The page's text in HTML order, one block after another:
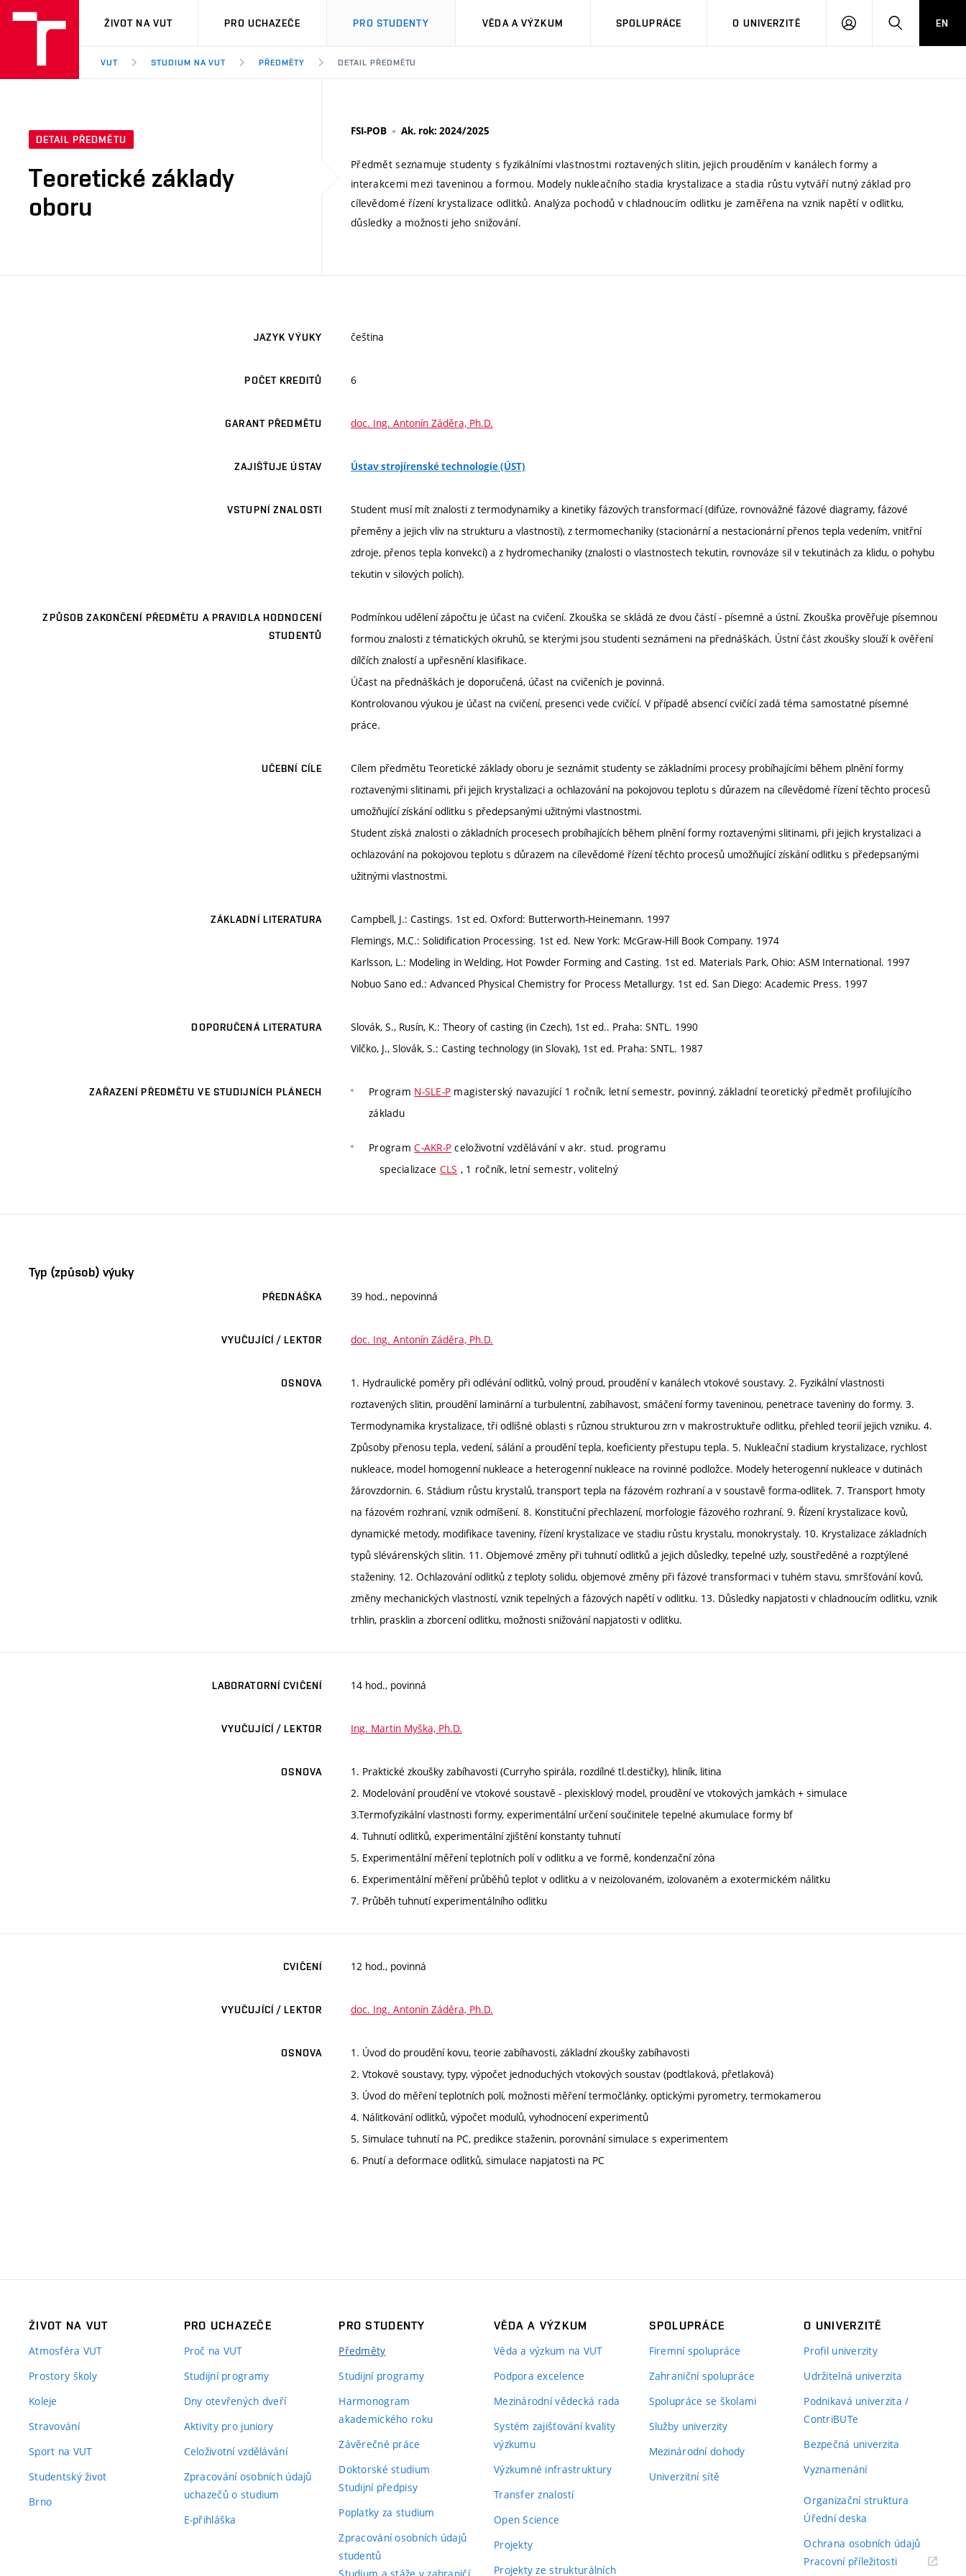
VUT
ŽIVOT NA VUT PRO UCHAZEČE PRO STUDENTY VĚDA A VÝZKUM SPOLUPRÁCE O UNIVERZITĚ
PŘIHLÁSIT HLEDATEN
VUT STUDIUM NA VUT PŘEDMĚTY DETAIL PŘEDMĚTU
DETAIL PŘEDMĚTU
Teoretické základy
oboru
FSI-POB Ak. rok: 2024/2025
Předmět seznamuje studenty s fyzikálními vlastnostmi roztavených slitin, jejich prouděním v kanálech formy a
interakcemi mezi taveninou a formou. Modely nukleačního stadia krystalizace a stadia růstu vytváří nutný základ pro
cílevědomé řízení krystalizace odlitků. Analýza pochodů v chladnoucím odlitku je zaměřena na vznik napětí v odlitku,
důsledky a možnosti jeho snižování.
JAZYK VÝUKY čeština
POČET KREDITŮ 6
GARANT PŘEDMĚTU doc. Ing. Antonín Záděra, Ph.D.
ZAJIŠŤUJE ÚSTAV Ústav strojírenské technologie (ÚST)
VSTUPNÍ ZNALOSTI
Student musí mít znalosti z termodynamiky a kinetiky fázových transformací (difúze, rovnovážné fázové diagramy, fázové
přeměny a jejich vliv na strukturu a vlastnosti), z termomechaniky (stacionární a nestacionární přenos tepla vedením, vnitřní
zdroje, přenos tepla konvekcí) a z hydromechaniky (znalosti o vlastnostech tekutin, rovnováze sil v tekutinách za klidu, o pohybu
tekutin v silových polích).
ZPŮSOB ZAKONČENÍ PŘEDMĚTU A PRAVIDLA HODNOCENÍ
STUDENTŮ
Podmínkou udělení zápočtu je účast na cvičení. Zkouška se skládá ze dvou částí - písemné a ústní. Zkouška prověřuje písemnou
formou znalosti z tématických okruhů, se kterými jsou studenti seznámeni na přednáškách. Ústní část zkoušky slouží k ověření
dílčích znalostí a upřesnění klasifikace.
Účast na přednáškách je doporučená, účast na cvičeních je povinná.
Kontrolovanou výukou je účast na cvičení, presenci vede cvičící. V případě absencí cvičící zadá téma samostatné písemné
práce.
UČEBNÍ CÍLE
Cílem předmětu Teoretické základy oboru je seznámit studenty se základními procesy probíhajícími během plnění formy
roztavenými slitinami, při jejich krystalizaci a ochlazování na pokojovou teplotu s důrazem na cílevědomé řízení těchto procesů
umožňující získání odlitku s předepsanými užitnými vlastnostmi.
Student získá znalosti o základních procesech probíhajících během plnění formy roztavenými slitinami, při jejich krystalizaci a
ochlazování na pokojovou teplotu s důrazem na cílevědomé řízení těchto procesů umožňující získání odlitku s předepsanými
užitnými vlastnostmi.
ZÁKLADNÍ LITERATURA
Campbell, J.: Castings. 1st ed. Oxford: Butterworth-Heinemann. 1997
Flemings, M.C.: Solidification Processing. 1st ed. New York: McGraw-Hill Book Company. 1974
Karlsson, L.: Modeling in Welding, Hot Powder Forming and Casting. 1st ed. Materials Park, Ohio: ASM International. 1997
Nobuo Sano ed.: Advanced Physical Chemistry for Process Metallurgy. 1st ed. San Diego: Academic Press. 1997
DOPORUČENÁ LITERATURA
Slovák, S., Rusín, K.: Theory of casting (in Czech), 1st ed.. Praha: SNTL. 1990
Vilčko, J., Slovák, S.: Casting technology (in Slovak), 1st ed. Praha: SNTL. 1987
ZAŘAZENÍ PŘEDMĚTU VE STUDIJNÍCH PLÁNECH Program N-SLE-P magisterský navazující 1 ročník, letní semestr, povinný, základní teoretický předmět profilujícího
základu
ProgramC-AKR-P celoživotní vzdělávání v akr. stud. programu
specializace CLS , 1 ročník, letní semestr, volitelný
Typ (způsob) výuky
PŘEDNÁŠKA 39 hod., nepovinná
VYUČUJÍCÍ / LEKTOR doc. Ing. Antonín Záděra, Ph.D.
OSNOVA
1. Hydraulické poměry při odlévání odlitků, volný proud, proudění v kanálech vtokové soustavy. 2. Fyzikální vlastnosti
roztavených slitin, proudění laminární a turbulentní, zabíhavost, smáčení formy taveninou, penetrace taveniny do formy. 3.
Termodynamika krystalizace, tři odlišné oblasti s různou strukturou zrn v makrostruktuře odlitku, přehled teorií jejich vzniku. 4.
Způsoby přenosu tepla, vedení, sálání a proudění tepla, koeficienty přestupu tepla. 5. Nukleační stadium krystalizace, rychlost
nukleace, model homogenní nukleace a heterogenní nukleace na rovinné podložce. Modely heterogenní nukleace v dutinách
žárovzdornin. 6. Stádium růstu krystalů, transport tepla na fázovém rozhraní a v soustavě forma-odlitek. 7. Transport hmoty
na fázovém rozhraní, vznik odmíšení. 8. Konstituční přechlazení, morfologie fázového rozhraní. 9. Řízení krystalizace kovů,
dynamické metody, modifikace taveniny, řízení krystalizace ve stadiu růstu krystalu, monokrystaly. 10. Krystalizace základních
typů slévárenských slitin. 11. Objemové změny při tuhnutí odlitků a jejich důsledky, tepelné uzly, soustředěné a rozptýlené
staženiny. 12. Ochlazování odlitků z teploty solidu, objemové změny při fázové transformaci v tuhém stavu, smršťování kovů,
změny mechanických vlastností, vznik tepelných a fázových napětí v odlitku. 13. Důsledky napjatosti v chladnoucím odlitku, vznik
trhlin, prasklin a zborcení odlitku, možnosti snižování napjatosti v odlitku.
LABORATORNÍ CVIČENÍ 14 hod., povinná
VYUČUJÍCÍ / LEKTOR Ing. Martin Myška, Ph.D.
OSNOVA
1. Praktické zkoušky zabíhavosti (Curryho spirála, rozdílné tl.destičky), hliník, litina
2. Modelování proudění ve vtokové soustavě - plexisklový model, proudění ve vtokových jamkách + simulace
3.Termofyzikální vlastnosti formy, experimentální určení součinitele tepelné akumulace formy bf
4. Tuhnutí odlitků, experimentální zjištění konstanty tuhnutí
5. Experimentální měření teplotních polí v odlitku a ve formě, kondenzační zóna
6. Experimentální měření průběhů teplot v odlitku a v neizolovaném, izolovaném a exotermickém nálitku
7. Průběh tuhnutí experimentálního odlitku
CVIČENÍ 12 hod., povinná
VYUČUJÍCÍ / LEKTOR doc. Ing. Antonín Záděra, Ph.D.
OSNOVA
1. Úvod do proudění kovu, teorie zabíhavosti, základní zkoušky zabíhavosti
2. Vtokové soustavy, typy, výpočet jednoduchých vtokových soustav (podtlaková, přetlaková)
3. Úvod do měření teplotních polí, možnosti měření termočlánky, optickými pyrometry, termokamerou
4. Nálitkování odlitků, výpočet modulů, vyhodnocení experimentů
5. Simulace tuhnutí na PC, predikce staženin, porovnání simulace s experimentem
6. Pnutí a deformace odlitků, simulace napjatosti na PC
ŽIVOT NA VUT
Atmosféra VUT
Prostory školy
Koleje
Stravování
Sport na VUT
Studentský život
Brno
PRO UCHAZEČE
Proč na VUT
Studijní programy
Dny otevřených dveří
Aktivity pro juniory
Celoživotní vzdělávání
Zpracování osobních údajů
uchazečů o studium
E-přihláška
PRO STUDENTY
Předměty
Studijní programy
Harmonogram
akademického roku
Závěrečné práce
Doktorské studium
Studijní předpisy
Poplatky za studium
Zpracování osobních údajů
studentů
VĚDA A VÝZKUM
Věda a výzkum na VUT
Podpora excelence
Mezinárodní vědecká rada
Systém zajišťování kvality
výzkumu
Výzkumné infrastruktury
Transfer znalostí
Open Science
Projekty
Projekty ze strukturálních
SPOLUPRÁCE
Firemní spolupráce
Zahraniční spolupráce
Spolupráce se školami
Služby univerzity
Mezinárodní dohody
Univerzitní sítě
O UNIVERZITĚ
Profil univerzity
Udržitelná univerzita
Podnikavá univerzita /
ContriBUTe
Bezpečná univerzita
Vyznamenání
Organizační struktura
Úřední deska
Ochrana osobních údajů
Pracovní příležitosti(externí